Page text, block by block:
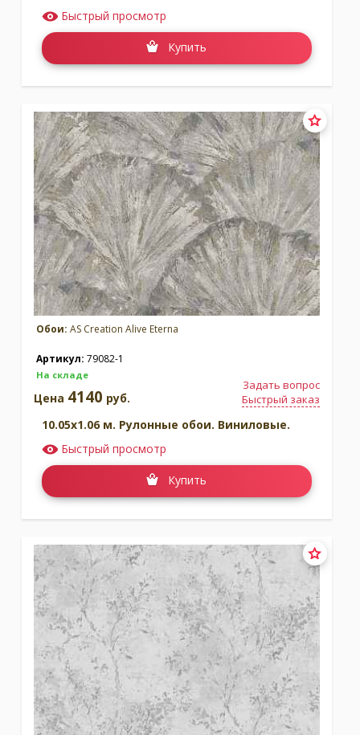
Быстрый просмотр
Купить
Обои: AS Creation Alive Eterna
Артикул: 79082-1
На складе
Задать вопрос
Быстрый заказ
Цена 4140 руб.
10.05x1.06 м. Рулонные обои. Виниловые.
Быстрый просмотр
Купить